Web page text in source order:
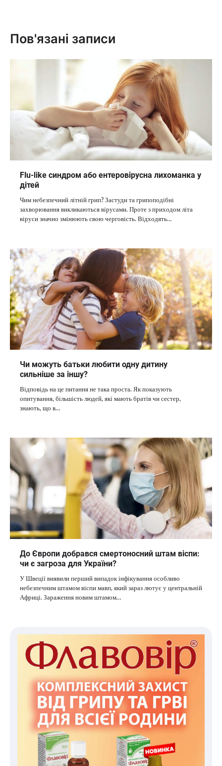
Пов'язані записи
Flu-like синдром або ентеровірусна лихоманка у
дітей
Чим небезпечний літній грип? Застуди та грипоподібні
захворювання викликаються вірусами. Проте з приходом літа
віруси значно змінюють свою черговість. Відходять…
Чи можуть батьки любити одну дитину
сильніше за іншу?
Відповідь на це питання не така проста. Як показують
опитування, більшість людей, які мають братів чи сестер,
знають, що в…
До Європи добрався смертоносний штам віспи:
чи є загроза для України?
У Швеції виявили перший випадок інфікування особливо
небезпечним штамом віспи мавп, який зараз лютує у центральній
Африці. Зараження новим штамом…